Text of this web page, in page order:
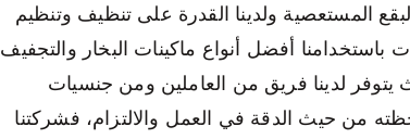
المستعصية ولدينا القدرة على تنظيف وتنظيم
باستخدامنا أفضل أنواع ماكينات البخار والتجفيف
لدينا فريق من العاملين ومن جنسيات
من حيث الدقة في العمل والالتزام، فشركتنا